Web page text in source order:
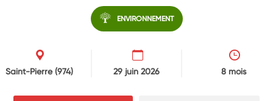
ENVIRONNEMENT
Saint-Pierre(974) 29 juin 2026 8 mois